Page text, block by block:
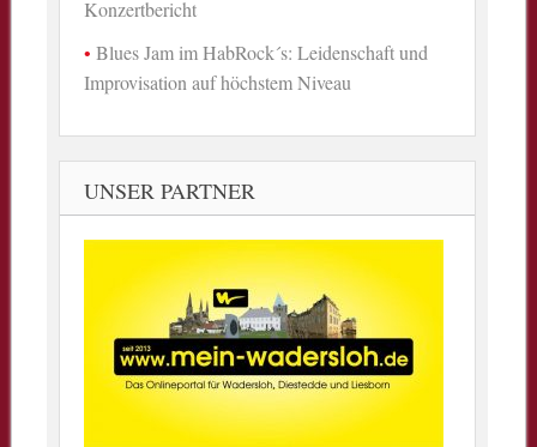
Konzertbericht
Blues Jam im HabRock´s: Leidenschaft und
Improvisation auf höchstem Niveau
UNSER PARTNER